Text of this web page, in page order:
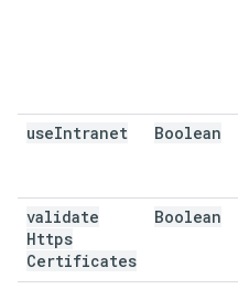
useIntranet Boolean
validate
Https
Certificates
Boolean